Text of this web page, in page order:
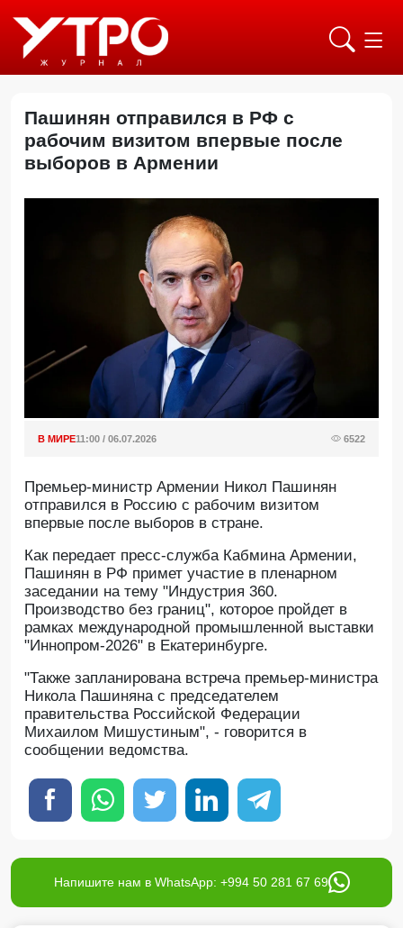
Пашинян отправился в РФ с
рабочим визитом впервые после
выборов в Армении
В МИРЕ11:00 / 06.07.2026 6522
Премьер-министр Армении Никол Пашинян
отправился в Россию с рабочим визитом
впервые после выборов в стране.
Как передает пресс-службa Кабмина Армении,
Пашинян в РФ примет участие в пленарном
заседании на тему "Индустрия 360.
Производство без границ", которое пройдет в
рамках международной промышленной выставки
"Иннопром-2026" в Екатеринбурге.
"Также запланирована встреча премьер-министра
Никола Пашиняна с председателем
правительства Российской Федерации
Михаилом Мишустиным", - говорится в
сообщении ведомства.
Напишите нам в WhatsApp: +994 50 281 67 69